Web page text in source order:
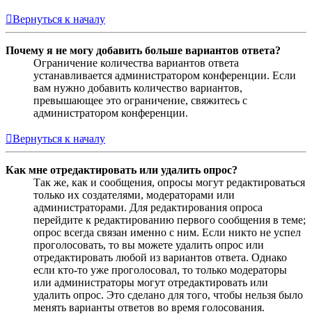
Вернуться к началу
Почему я не могу добавить больше вариантов ответа?
Ограничение количества вариантов ответа
устанавливается администратором конференции. Если
вам нужно добавить количество вариантов,
превышающее это ограничение, свяжитесь с
администратором конференции.
Вернуться к началу
Как мне отредактировать или удалить опрос?
Так же, как и сообщения, опросы могут редактироваться
только их создателями, модераторами или
администраторами. Для редактирования опроса
перейдите к редактированию первого сообщения в теме;
опрос всегда связан именно с ним. Если никто не успел
проголосовать, то вы можете удалить опрос или
отредактировать любой из вариантов ответа. Однако
если кто-то уже проголосовал, то только модераторы
или администраторы могут отредактировать или
удалить опрос. Это сделано для того, чтобы нельзя было
менять варианты ответов во время голосования.